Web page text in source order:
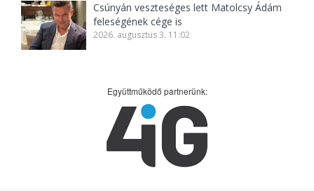
Csúnyán veszteséges lett Matolcsy Ádám
feleségének cége is
2026. augusztus 3. 11:02
Együttműködő partnerünk: